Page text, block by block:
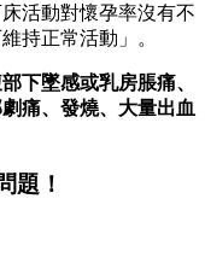
活動對懷孕率沒有不
持正常活動」。
下墜感或乳房脹痛、
痛、發燒、大量出血
題！